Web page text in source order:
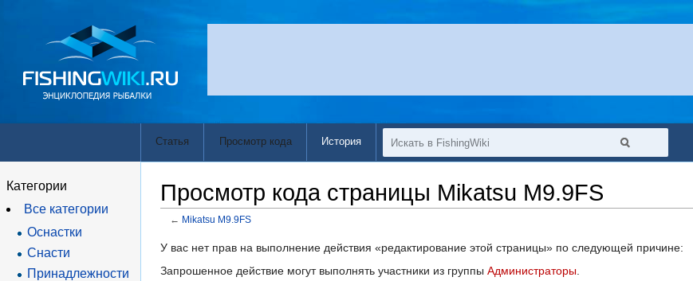
Просмотр кода страницы Mikatsu M9.9FS
← Mikatsu M9.9FS
Перейти
к
Перейти
к
У вас нет прав на выполнение действия «редактирование этой страницы» по следующей причине:
Запрошенное действие могут выполнять участники из группы Администраторы
Статья Просмотр кода История
Категории
Все категории
Оснастки
Снасти
Принадлежности